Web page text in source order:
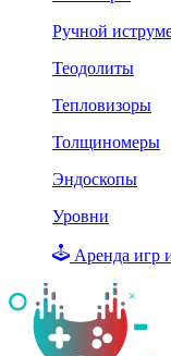
Ручной
Теодолиты
Тепловизоры
Толщиномеры
Эндоскопы
Уровни
Аренда игр